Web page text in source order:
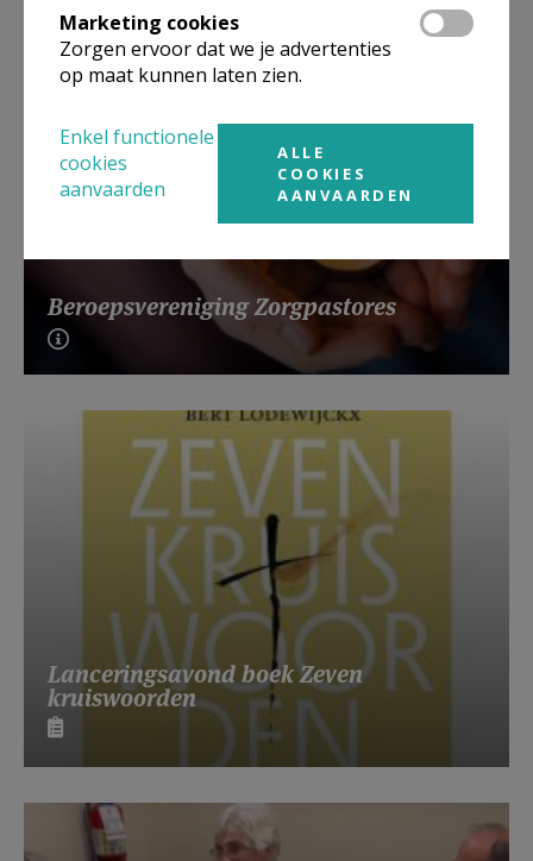
Beroepsvereniging Zorgpastores
Lanceringsavond boek Zeven
kruiswoorden
Marketing cookies
Zorgen ervoor dat we je advertenties
op maat kunnen laten zien.
Enkel functionele
cookies
aanvaarden
ALLE
COOKIES
AANVAARDEN